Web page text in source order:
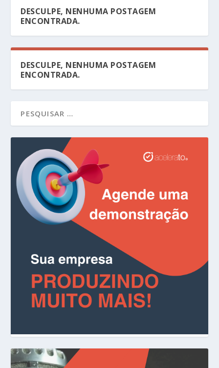
DESCULPE, NENHUMA POSTAGEM
ENCONTRADA.
DESCULPE, NENHUMA POSTAGEM
ENCONTRADA.